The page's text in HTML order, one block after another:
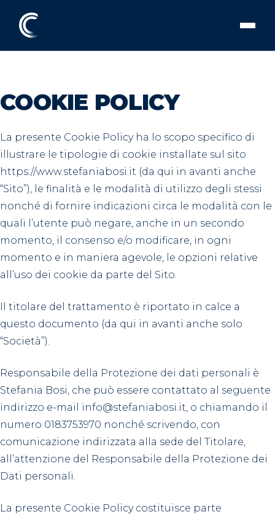
COOKIE POLICY
La presente Cookie Policy ha lo scopo specifico di
illustrare le tipologie di cookie installate sul sito
https://www.stefaniabosi.it (da qui in avanti anche
“Sito”), le finalità e le modalità di utilizzo degli stessi
nonché di fornire indicazioni circa le modalità con le
quali l’utente può negare, anche in un secondo
momento, il consenso e/o modificare, in ogni
momento e in maniera agevole, le opzioni relative
all’uso dei cookie da parte del Sito.
Il titolare del trattamento è riportato in calce a
questo documento (da qui in avanti anche solo
“Società”).
Responsabile della Protezione dei dati personali è
Stefania Bosi, che può essere contattato al seguente
indirizzo e-mail info@stefaniabosi.it, o chiamando il
numero 0183753970 nonché scrivendo, con
comunicazione indirizzata alla sede del Titolare,
all’attenzione del Responsabile della Protezione dei
Dati personali.
La presente Cookie Policy costituisce parte